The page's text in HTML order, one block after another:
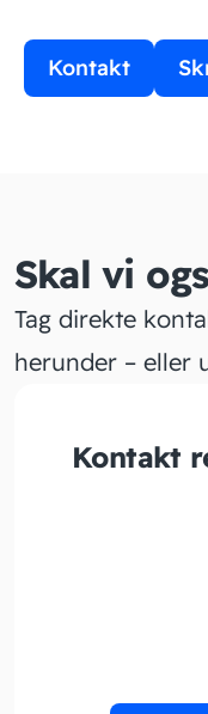
Kontakt
Skal vi
Tag direkte
herunder – eller
Kontakt